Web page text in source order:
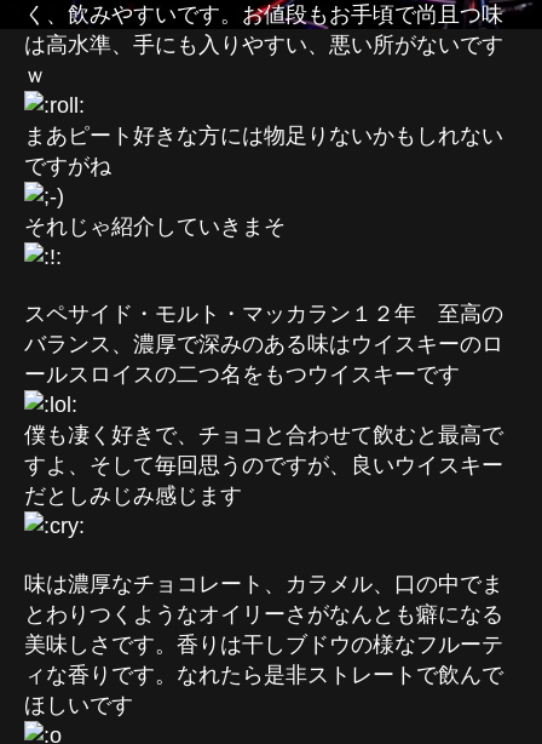
く、飲みやすいです。お値段もお手頃で尚且つ味
は高水準、手にも入りやすい、悪い所がないです
ｗ
まあピート好きな方には物足りないかもしれない
ですがね
それじゃ紹介していきまそ
スペサイド・モルト・マッカラン１２年 至高の
バランス、濃厚で深みのある味はウイスキーのロ
ールスロイスの二つ名をもつウイスキーです
僕も凄く好きで、チョコと合わせて飲むと最高で
すよ、そして毎回思うのですが、良いウイスキー
だとしみじみ感じます
味は濃厚なチョコレート、カラメル、口の中でま
とわりつくようなオイリーさがなんとも癖になる
美味しさです。香りは干しブドウの様なフルーテ
ィな香りです。なれたら是非ストレートで飲んで
ほしいです